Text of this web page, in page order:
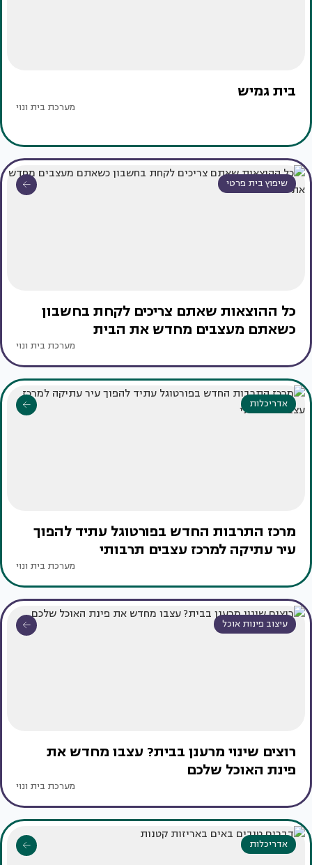
בית גמיש
מערכת בית ונוי
שיפוץ בית פרטי
כל ההוצאות שאתם צריכים לקחת בחשבון
כשאתם מעצבים מחדש את הבית
מערכת בית ונוי
אדריכלות
מרכז התרבות החדש בפורטוגל עתיד להפוך
עיר עתיקה למרכז עצבים תרבותי
מערכת בית ונוי
עיצוב פינות אוכל
רוצים שינוי מרענן בבית? עצבו מחדש את
פינת האוכל שלכם
מערכת בית ונוי
אדריכלות